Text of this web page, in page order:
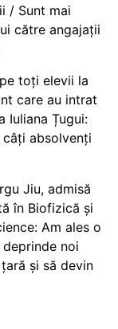
/ Sunt mai
către angajații
toți elevii la
care au intrat
Iuliana Țugui:
absolvenți
Jiu, admisă
în Biofizică și
Am ales o
noi
și să devin